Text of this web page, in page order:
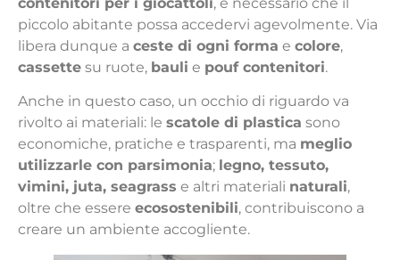
piccolo abitante possa accedervi agevolmente. Via
libera dunque a ceste di ogni forma e colore,
cassette su ruote, bauli e pouf contenitori.
Anche in questo caso, un occhio di riguardo va
rivolto ai materiali: le scatole di plastica sono
economiche, pratiche e trasparenti, ma meglio
utilizzarle con parsimonia; legno, tessuto,
vimini, juta, seagrass e altri materiali naturali,
oltre che essere ecosostenibili, contribuiscono a
creare un ambiente accogliente.